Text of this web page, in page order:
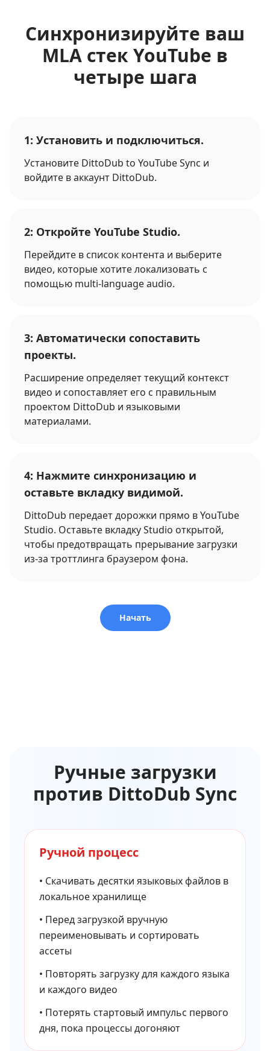
Синхронизируйте ваш
MLA стек YouTube в
четыре шага
1: Установить и подключиться.
Установите DittoDub to YouTube Sync и
войдите в аккаунт DittoDub.
2: Откройте YouTube Studio.
Перейдите в список контента и выберите
видео, которые хотите локализовать с
помощью multi-language audio.
3: Автоматически сопоставить
проекты.
Расширение определяет текущий контекст
видео и сопоставляет его с правильным
проектом DittoDub и языковыми
материалами.
4: Нажмите синхронизацию и
оставьте вкладку видимой.
DittoDub передает дорожки прямо в YouTube
Studio. Оставьте вкладку Studio открытой,
чтобы предотвращать прерывание загрузки
из-за троттлинга браузером фона.
Начать
Ручные загрузки
против DittoDub Sync
Ручной процесс
• Скачивать десятки языковых файлов в
локальное хранилище
• Перед загрузкой вручную
переименовывать и сортировать
ассеты
• Повторять загрузку для каждого языка
и каждого видео
• Потерять стартовый импульс первого
дня, пока процессы догоняют